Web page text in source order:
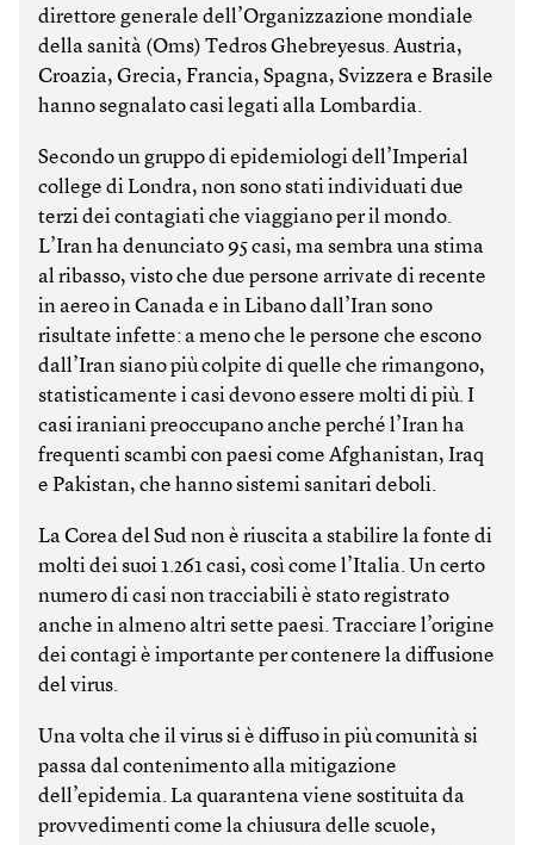
direttore generale dell’Organizzazione mondiale
della sanità (Oms) Tedros Ghebreyesus. Austria,
Croazia, Grecia, Francia, Spagna, Svizzera e Brasile
hanno segnalato casi legati alla Lombardia.
Secondo un gruppo di epidemiologi dell’Imperial
college di Londra, non sono stati individuati due
terzi dei contagiati che viaggiano per il mondo.
L’Iran ha denunciato 95 casi, ma sembra una stima
al ribasso, visto che due persone arrivate di recente
in aereo in Canada e in Libano dall’Iran sono
risultate infette: a meno che le persone che escono
dall’Iran siano più colpite di quelle che rimangono,
statisticamente i casi devono essere molti di più. I
casi iraniani preoccupano anche perché l’Iran ha
frequenti scambi con paesi come Afghanistan, Iraq
e Pakistan, che hanno sistemi sanitari deboli.
La Corea del Sud non è riuscita a stabilire la fonte di
molti dei suoi 1.261 casi, così come l’Italia. Un certo
numero di casi non tracciabili è stato registrato
anche in almeno altri sette paesi. Tracciare l’origine
dei contagi è importante per contenere la diffusione
del virus.
Una volta che il virus si è diffuso in più comunità si
passa dal contenimento alla mitigazione
dell’epidemia. La quarantena viene sostituita da
provvedimenti come la chiusura delle scuole,